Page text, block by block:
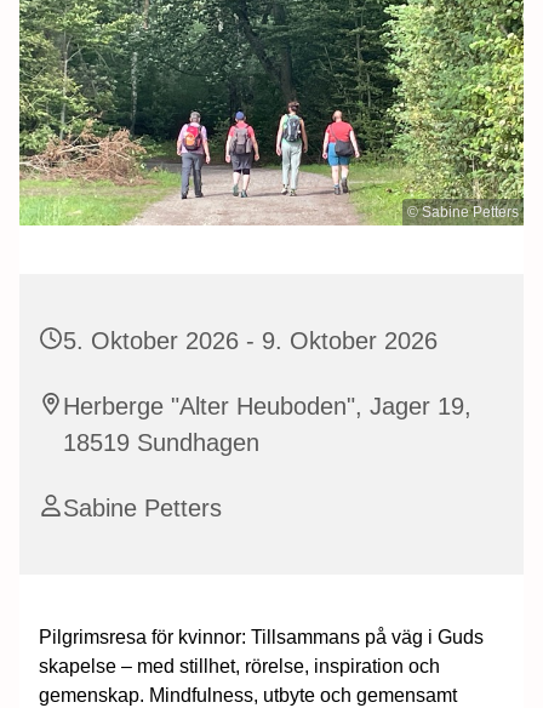
© Sabine Petters
5. Oktober 2026 - 9. Oktober 2026
Herberge "Alter Heuboden", Jager 19,
18519 Sundhagen
Sabine Petters
Pilgrimsresa för kvinnor: Tillsammans på väg i Guds
skapelse – med stillhet, rörelse, inspiration och
gemenskap. Mindfulness, utbyte och gemensamt